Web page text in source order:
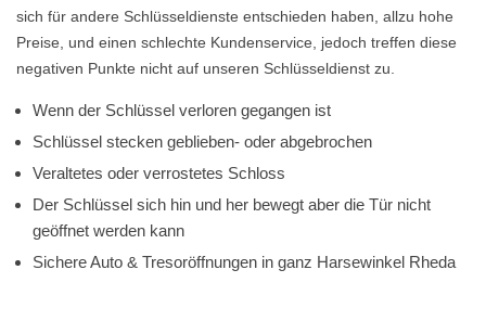
sich für andere Schlüsseldienste entschieden haben, allzu hohe
Preise, und einen schlechte Kundenservice, jedoch treffen diese
negativen Punkte nicht auf unseren Schlüsseldienst zu.
Wenn der Schlüssel verloren gegangen ist
Schlüssel stecken geblieben- oder abgebrochen
Veraltetes oder verrostetes Schloss
Der Schlüssel sich hin und her bewegt aber die Tür nicht
geöffnet werden kann
Sichere Auto & Tresoröffnungen in ganz Harsewinkel Rheda